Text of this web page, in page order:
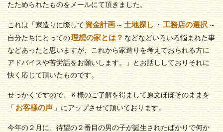
たためられたものをメールにて頂きました。
これは「家造りに際して資金計画～土地探し・工務店の選択～
自分たちにとっての理想の家とは？などなどいろいろ悩まれた事
などあったと思いますが、これから家造りを考えておられる方に
アドバイスや苦労話をお願いします。」とお話ししておりそれに
快く応じて頂いたものです。
せっかくですので、Ｋ様のご了解を得まして原文ほぼそのままを
「お客様の声」にアップさせて頂いております。
今年の２月に、待望の２番目の男の子が誕生されたばかりで何か